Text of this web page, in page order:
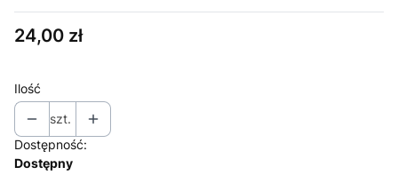
Cena
24,00 zł
Ilość
szt.
Dostępność:
Dostępny